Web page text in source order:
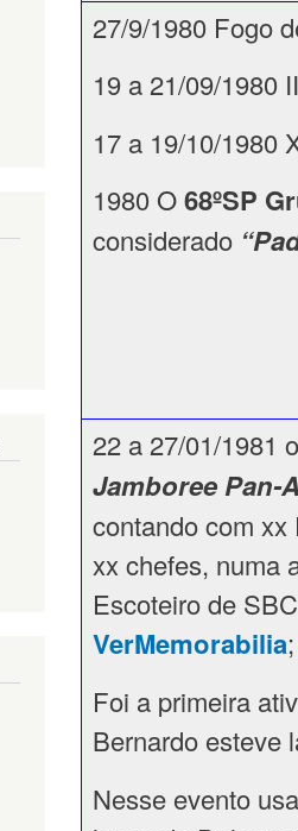
27/9/1980 Fogo
19 a 21/09/1980
17 a 19/10/1980
1980 O68ºSP
considerado
22 a 27/01/1981
Jamboree Pan-
contando com
xx chefes, numa
Escoteiro de
VerMemorabilia
Foi a primeira
Bernardo esteve
Nesse evento